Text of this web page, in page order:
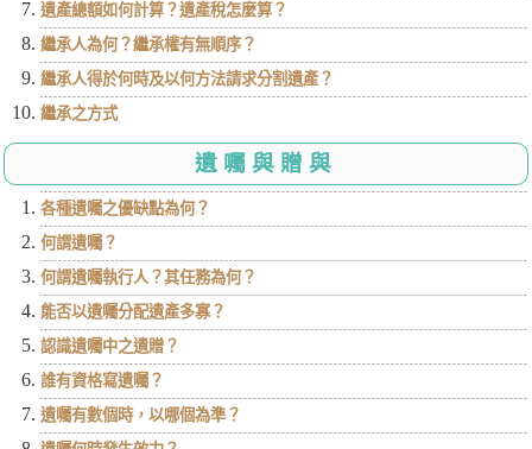
遺產總額如何計算？遺產稅怎麼算？
繼承人為何？繼承權有無順序？
繼承人得於何時及以何方法請求分割遺產？
繼承之方式
遺囑與贈與
各種遺囑之優缺點為何？
何謂遺囑？
何謂遺囑執行人？其任務為何？
能否以遺囑分配遺產多寡？
認識遺囑中之遺贈？
誰有資格寫遺囑？
遺囑有數個時，以哪個為準？